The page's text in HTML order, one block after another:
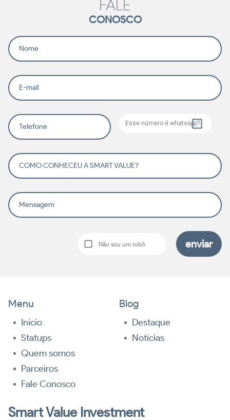
FALE
CONOSCO
Nome
E-mail
Telefone Esse número é whatsapp?
COMO CONHECEU A SMART VALUE?
Mensagem
Não sou um robô enviar
Menu
Início
Statups
Quem somos
Parceiros
Fale Conosco
Blog
Destaque
Notícias
Smart Value Investment